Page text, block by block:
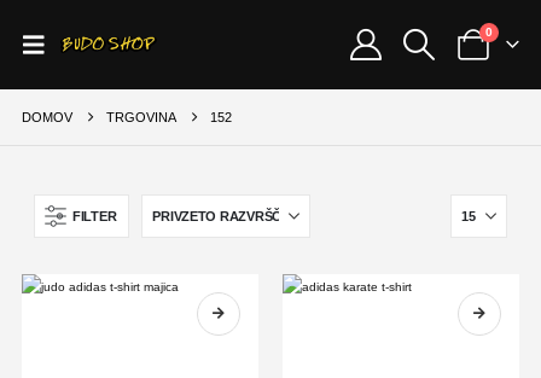
0
DOMOV TRGOVINA 152
FILTER